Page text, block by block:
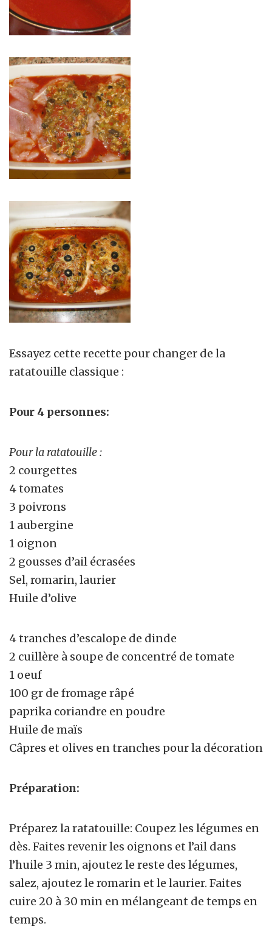
Essayez cette recette pour changer de la
ratatouille classique :
Pour 4 personnes:
Pour la ratatouille :
2 courgettes
4 tomates
3 poivrons
1 aubergine
1 oignon
2 gousses d’ail écrasées
Sel, romarin, laurier
Huile d’olive
4 tranches d’escalope de dinde
2 cuillère à soupe de concentré de tomate
1 oeuf
100 gr de fromage râpé
paprika coriandre en poudre
Huile de maïs
Câpres et olives en tranches pour la décoration
Préparation:
Préparez la ratatouille: Coupez les légumes en
dès. Faites revenir les oignons et l’ail dans
l’huile 3 min, ajoutez le reste des légumes,
salez, ajoutez le romarin et le laurier. Faites
cuire 20 à 30 min en mélangeant de temps en
temps.